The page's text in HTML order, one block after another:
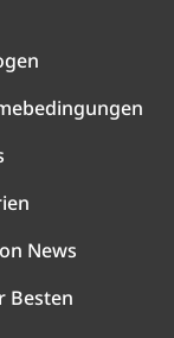
News
Besten